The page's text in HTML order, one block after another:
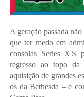
A geração passada
que ter medo em
consolas Series
regresso ao topo da
aquisição de grandes
os da Bethesda – e